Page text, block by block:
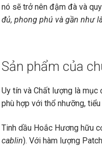
nó sẽ trở nên đậm đà và
đủ, phong phú và gần như
Sản phẩm của
Uy tín và Chất lượng là mục
phù hợp với thổ nhưỡng,
Tinh dầu Hoắc Hương hữu
cablin). Với hàm lượng